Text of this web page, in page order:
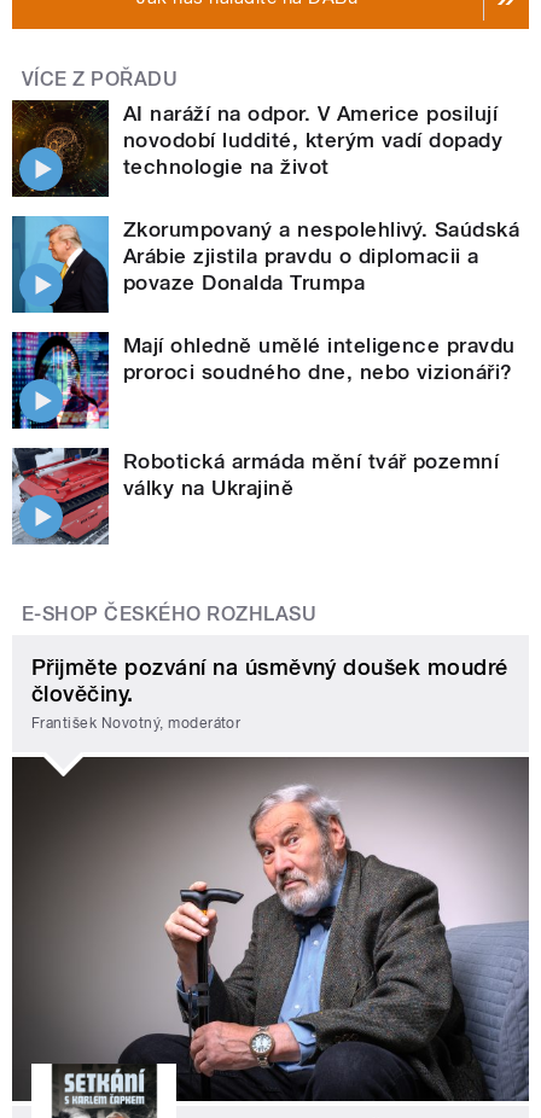
VÍCE Z POŘADU
AI naráží na odpor. V Americe posilují
novodobí luddité, kterým vadí dopady
technologie na život
Zkorumpovaný a nespolehlivý. Saúdská
Arábie zjistila pravdu o diplomacii a
povaze Donalda Trumpa
Mají ohledně umělé inteligence pravdu
proroci soudného dne, nebo vizionáři?
Robotická armáda mění tvář pozemní
války na Ukrajině
E-SHOP ČESKÉHO ROZHLASU
Přijměte pozvání na úsměvný doušek moudré
člověčiny.
František Novotný, moderátor